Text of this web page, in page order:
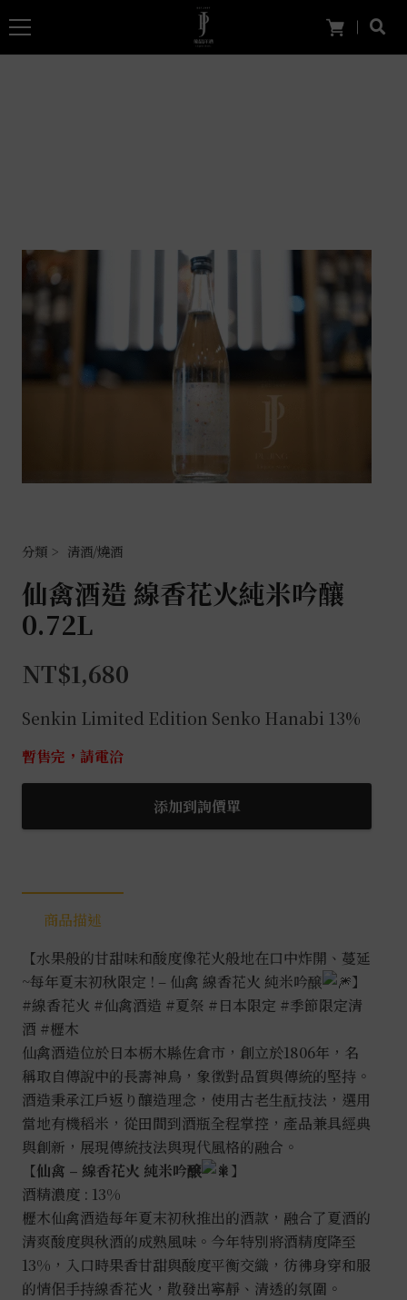
清酒/燒酒
仙禽酒造 線香花火純米吟釀
0.72L
NT$1,680
Senkin Limited Edition Senko Hanabi 13%
暫售完，請電洽
添加到詢價單
商品描述
【水果般的甘甜味和酸度像花火般地在口中炸開、蔓延
~每年夏末初秋限定 ! – 仙禽 線香花火 純米吟醸
】
#線香花火 #仙禽酒造 #夏祭 #日本限定 #季節限定清
酒 #櫪木
仙禽酒造位於日本栃木縣佐倉市，創立於1806年，名
稱取自傳說中的長壽神鳥，象徵對品質與傳統的堅持。
酒造秉承江戶返り釀造理念，使用古老生酛技法，選用
當地有機稻米，從田間到酒瓶全程掌控，產品兼具經典
與創新，展現傳統技法與現代風格的融合。
【仙禽 – 線香花火 純米吟醸
】
酒精濃度 : 13%
櫪木仙禽酒造每年夏末初秋推出的酒款，融合了夏酒的
清爽酸度與秋酒的成熟風味。今年特別將酒精度降至
13%，入口時果香甘甜與酸度平衡交織，彷彿身穿和服
的情侶手持線香花火，散發出寧靜、清透的氛圍。